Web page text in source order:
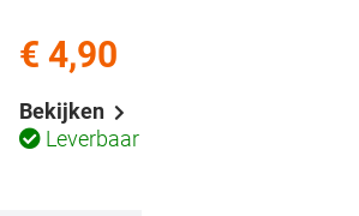
Bekijken
Leverbaar
€ 4,90